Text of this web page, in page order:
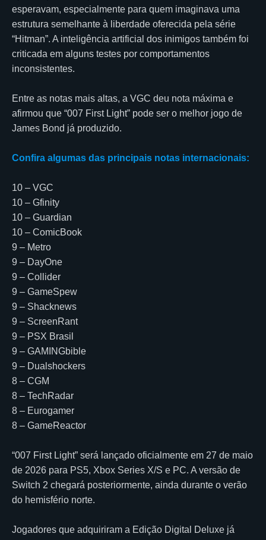
esperavam, especialmente para quem imaginava uma
estrutura semelhante à liberdade oferecida pela série
“Hitman”. A inteligência artificial dos inimigos também foi
criticada em alguns testes por comportamentos
inconsistentes.
Entre as notas mais altas, a VGC deu nota máxima e
afirmou que “007 First Light” pode ser o melhor jogo de
James Bond já produzido.
Confira algumas das principais notas internacionais:
10 – VGC
10 – Gfinity
10 – Guardian
10 – ComicBook
9 – Metro
9 – DayOne
9 – Collider
9 – GameSpew
9 – Shacknews
9 – ScreenRant
9 – PSX Brasil
9 – GAMINGbible
9 – Dualshockers
8 – CGM
8 – TechRadar
8 – Eurogamer
8 – GameReactor
“007 First Light” será lançado oficialmente em 27 de maio
de 2026 para PS5, Xbox Series X/S e PC. A versão de
Switch 2 chegará posteriormente, ainda durante o verão
do hemisfério norte.
Jogadores que adquiriram a Edição Digital Deluxe já